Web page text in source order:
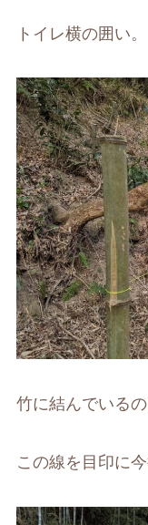
トイレ横の囲い。
竹に結んでいる
この線を目印に